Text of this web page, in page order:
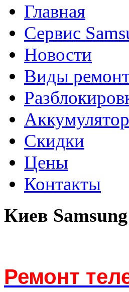
Главная
Сервис
Новости
Виды
Скидки
Цены
Контакты
Киев Samsung
Ремонт